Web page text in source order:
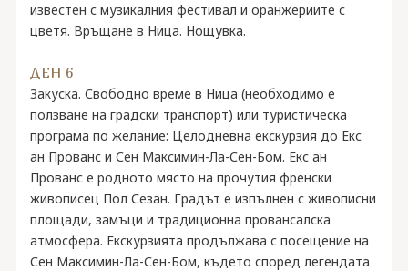
известен с музикалния фестивал и оранжериите с
цветя. Връщане в Ница. Нощувка.
ДЕН 6
Закуска. Свободно време в Ница (необходимо е
ползване на градски транспорт) или туристическа
програма по желание: Целодневна екскурзия до Екс
ан Прованс и Сен Максимин-Ла-Сен-Бом. Екс ан
Прованс е родното място на прочутия френски
живописец Пол Сезан. Градът е изпълнен с живописни
площади, замъци и традиционна провансалска
атмосфера. Екскурзията продължава с посещение на
Сен Максимин-Ла-Сен-Бом, където според легендата